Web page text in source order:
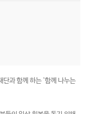
과 함께 하는 '함께 나누는